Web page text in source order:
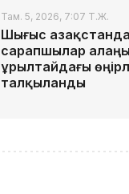
Там. 5, 2026, 7:07 Т.Ж.
Шығыс
сарапшылар
Құрылтайдағы
талқыланды